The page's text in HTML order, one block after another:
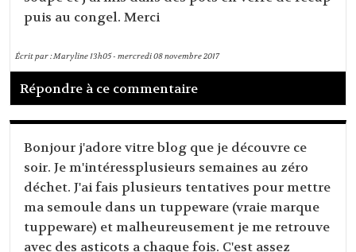
puis au congel. Merci
Écrit par :Maryline13h05-mercredi 08novembre 2017
Répondre à ce commentaire
Bonjour j'adore vitre blog que je découvre ce
soir. Je m'intéressplusieurs semaines au zéro
déchet. J'ai fais plusieurs tentatives pour mettre
ma semoule dans un tuppeware (vraie marque
tuppeware) et malheureusement je me retrouve
avec des asticots a chaque fois. C'est assez